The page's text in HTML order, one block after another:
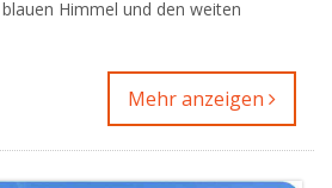
Himmel und den weiten
Mehr anzeigen